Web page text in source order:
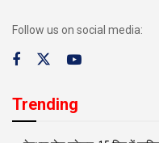
Follow us on social media:
Trending